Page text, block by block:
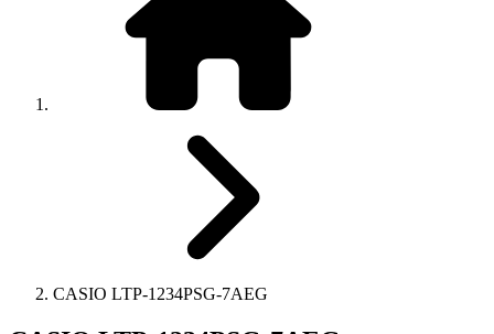
CASIO LTP-1234PSG-7AEG